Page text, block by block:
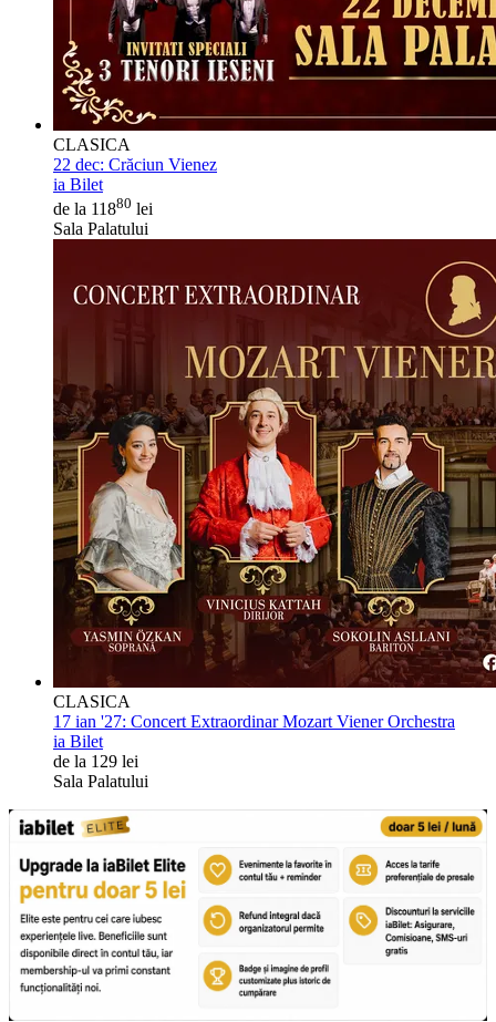
CLASICA
22 dec: Crăciun Vienez
ia Bilet
de la 11880 lei
Sala Palatului
CLASICA
17 ian '27: Concert Extraordinar Mozart Viener Orchestra
ia Bilet
de la 129 lei
Sala Palatului